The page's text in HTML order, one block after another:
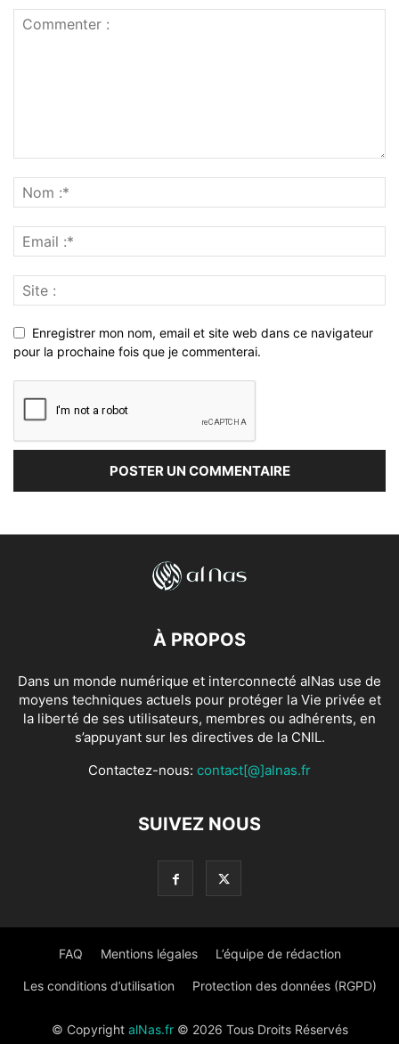
Enregistrer mon nom, email et site web dans ce navigateur
pour la prochaine fois que je commenterai.
À PROPOS
Dans un monde numérique et interconnecté alNas use de
moyens techniques actuels pour protéger la Vie privée et
la liberté de ses utilisateurs, membres ou adhérents, en
s’appuyant sur les directives de la CNIL.
Contactez-nous: contact[@]alnas.fr
SUIVEZ NOUS
FAQ Mentions légales L’équipe de rédaction
Les conditions d’utilisation Protection des données (RGPD)
© Copyright alNas.fr© 2026 Tous Droits Réservés